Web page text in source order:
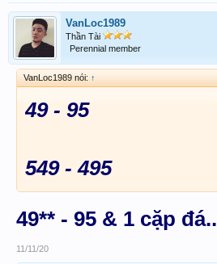
VanLoc1989
Thần Tài
Perennial member
VanLoc1989 nói: ↑
49 - 95
549 - 495
49** - 95 & 1 cặp
11/11/20